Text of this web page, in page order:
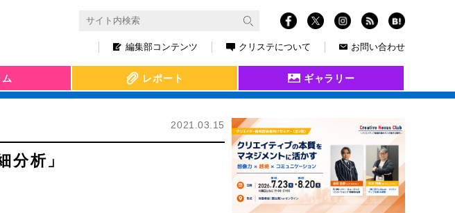
編集部コンテンツ クリステについて お問い合わせ
レポート ギャラリー
2021.03.15
分析」